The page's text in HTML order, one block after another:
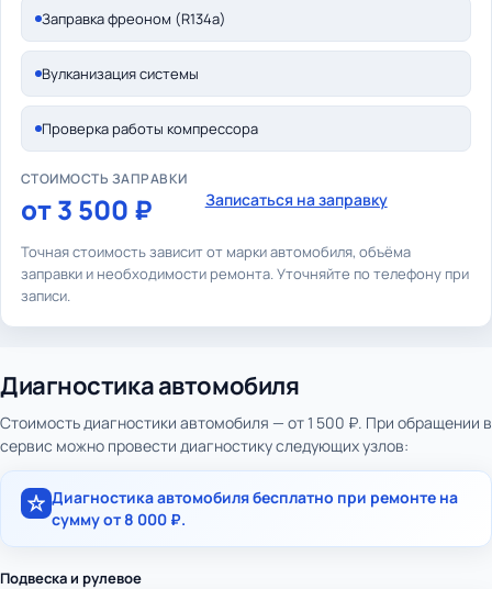
Заправка фреоном (R134a)
Вулканизация системы
Проверка работы компрессора
СТОИМОСТЬ ЗАПРАВКИ
от 3 500 ₽ Записаться на заправку
Точная стоимость зависит от марки автомобиля, объёма
заправки и необходимости ремонта. Уточняйте по телефону при
записи.
Диагностика автомобиля
Стоимость диагностики автомобиля — от 1 500 ₽. При обращении в
сервис можно провести диагностику следующих узлов:
Диагностика автомобиля бесплатно при ремонте на
сумму от 8 000 ₽.
Подвеска и рулевое